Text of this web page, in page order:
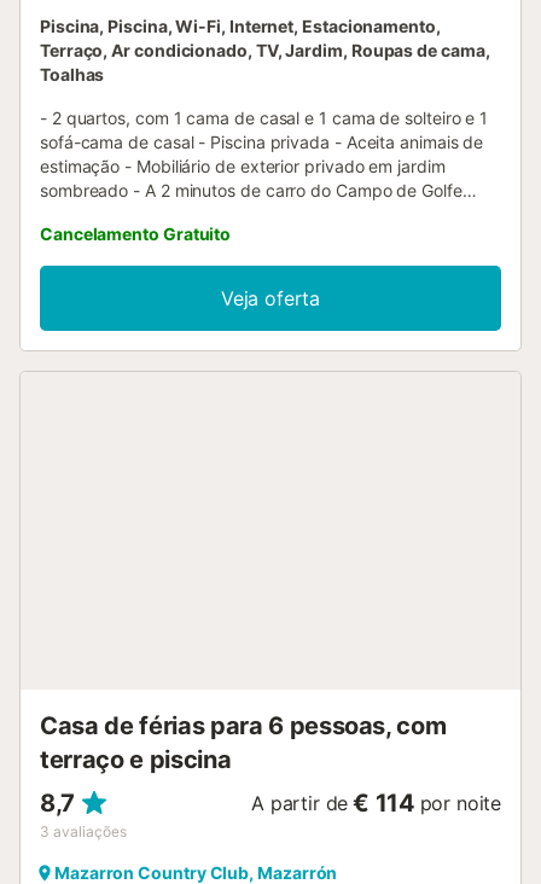
Piscina, Piscina, Wi-Fi, Internet, Estacionamento,
Terraço, Ar condicionado, TV, Jardim, Roupas de cama,
Toalhas
- 2 quartos, com 1 cama de casal e 1 cama de solteiro e 1
sofá-cama de casal - Piscina privada - Aceita animais de
estimação - Mobiliário de exterior privado em jardim
sombreado - A 2 minutos de carro do Campo de Golfe
Ar condicionado em toda a casa - Estacionamento gratuito
no local - Mosquiteiros em todas as janelas e portas -
Cozinha totalmente equipada - Roupa de cama, toalhas e
produtos de higiene pessoal essenciais fornecidos
Atrações: - Campo de Golfe Camposol (2 minutos de
da villa. Pode fumar no exterior, no jardim ou no pátio, m...
Cancelamento Gratuito
Veja oferta
Casa de férias para 6 pessoas, com
terraço e piscina
8,7
3 avaliações
A partir de € 114 por noite
Mazarron Country Club, Mazarrón